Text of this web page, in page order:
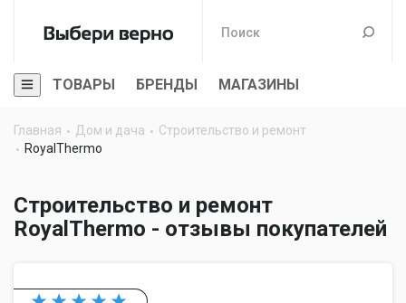
ТОВАРЫ БРЕНДЫ МАГАЗИНЫ
Главная Дом и дача
Строительство и ремонт
RoyalThermo
Строительство и ремонт
RoyalThermo - отзывы покупателей